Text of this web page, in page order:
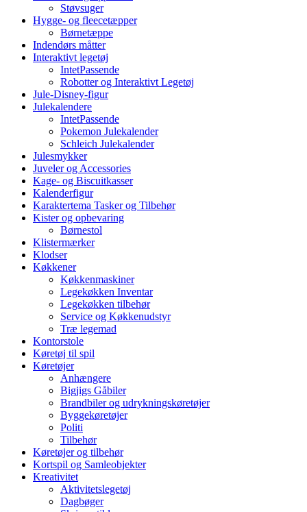
Støvsuger
Hygge- og fleecetæpper
Børnetæppe
Indendørs måtter
Interaktivt legetøj
IntetPassende
Robotter og Interaktivt Legetøj
Jule-Disney-figur
Julekalendere
IntetPassende
Pokemon Julekalender
Schleich Julekalender
Julesmykker
Juveler og Accessories
Kage- og Biscuitkasser
Kalenderfigur
Karaktertema Tasker og Tilbehør
Kister og opbevaring
Børnestol
Klistermærker
Klodser
Køkkener
Køkkenmaskiner
Legekøkken Inventar
Legekøkken tilbehør
Service og Køkkenudstyr
Træ legemad
Kontorstole
Køretøj til spil
Køretøjer
Anhængere
Bigjigs Gåbiler
Brandbiler og udrykningskøretøjer
Byggekøretøjer
Politi
Tilbehør
Køretøjer og tilbehør
Kortspil og Samleobjekter
Kreativitet
Aktivitetslegetøj
Dagbøger